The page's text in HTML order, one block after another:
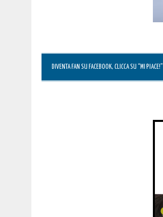
DIVENTA FAN SU FACEBOOK, CLICCA SU “MI PIACE!”